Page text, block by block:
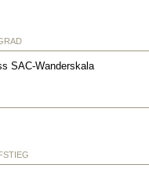
SAC-Wanderskala